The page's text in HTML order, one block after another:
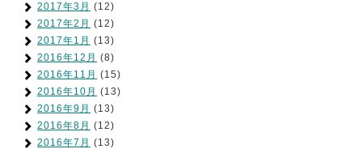
2017年3月 (12)
2017年2月 (12)
2017年1月 (13)
2016年12月 (8)
2016年11月 (15)
2016年10月 (13)
2016年9月 (13)
2016年8月 (12)
2016年7月 (13)